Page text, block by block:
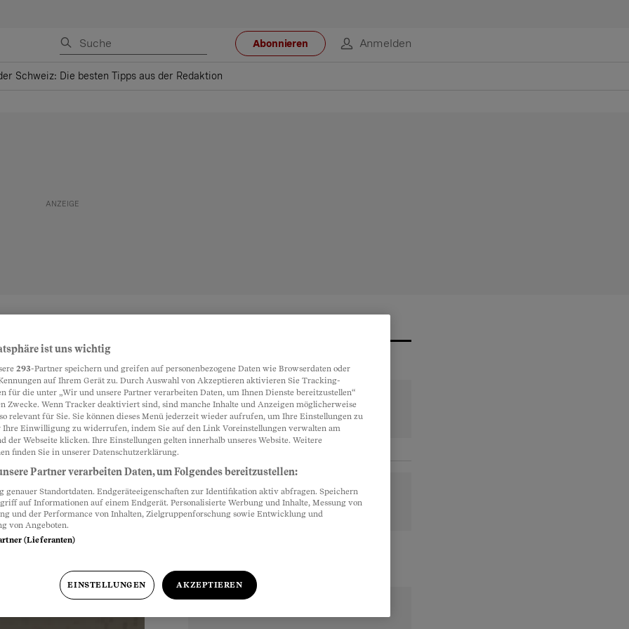
Abonnieren Anmelden
Schweiz: Die besten Tipps aus der Redaktion
– 5
am Morgen: Die
Tricks gegen
ersten Blick absurd,
ist uns wichtig
293-Partner speichern und greifen auf personenbezogene Daten wie Browserdaten oder
auf Ihrem Gerät zu. Durch Auswahl von Akzeptieren aktivieren Sie Tracking-
für die unter „Wir und unsere Partner verarbeiten Daten, um Ihnen Dienste bereitzustellen“
Zwecke. Wenn Tracker deaktiviert sind, sind manche Inhalte und Anzeigen möglicherweise
relevant für Sie. Sie können dieses Menü jederzeit wieder aufrufen, um Ihre Einstellungen zu
Ihre Einwilligung zu widerrufen, indem Sie auf den Link Voreinstellungen verwalten am
der Webseite klicken. Ihre Einstellungen gelten innerhalb unseres Website. Weitere
finden Sie in unserer Datenschutzerklärung.
Partner verarbeiten Daten, um Folgendes bereitzustellen:
genauer Standortdaten. Endgeräteeigenschaften zur Identifikation aktiv abfragen. Speichern
auf Informationen auf einem Endgerät. Personalisierte Werbung und Inhalte, Messung von
und der Performance von Inhalten, Zielgruppenforschung sowie Entwicklung und
von Angeboten.
(Lieferanten)
EINSTELLUNGEN AKZEPTIEREN